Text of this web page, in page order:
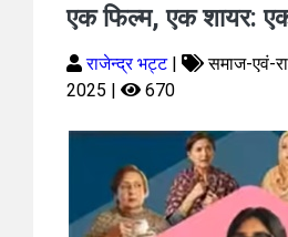
एक फिल्म, एक शायर:
राजेन्द्र भट्ट |
समाज-एवं-
2025 |
670